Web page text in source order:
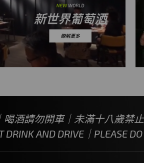
喝酒請勿開車｜未滿十八歲禁
DRINK AND DRIVE｜PLEASE